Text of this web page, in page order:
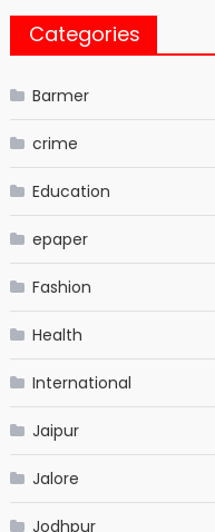
Categories
Barmer
crime
Education
epaper
Fashion
Health
International
Jaipur
Jalore
Jodhpur